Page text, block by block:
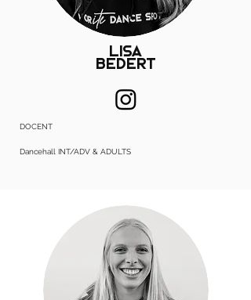
Lisa
Bedert
DOCENT
Dancehall INT/ADV & ADULTS